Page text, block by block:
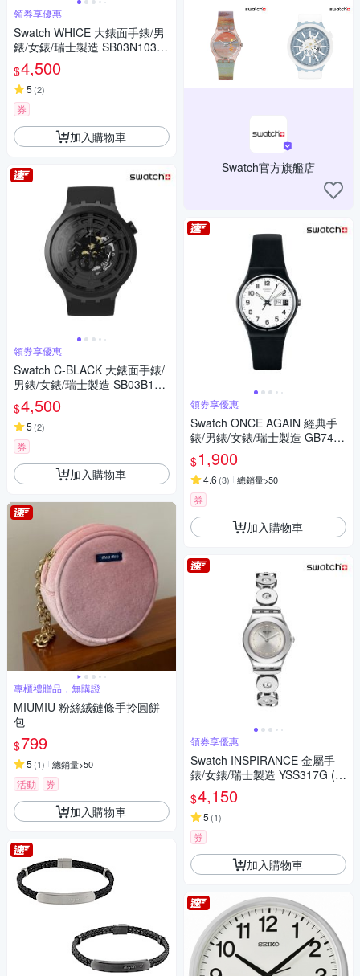
領券享優惠
Swatch WHICE 大錶面手錶/男
錶/女錶/瑞士製造 SB03N103
(47mm)
$4,500
5 (2)
券
加入購物車
領券享優惠
Swatch C-BLACK 大錶面手錶/
男錶/女錶/瑞士製造 SB03B100
(47mm)
$4,500
5 (2)
券
加入購物車
專櫃禮贈品，無購證
MIUMIU 粉絲絨鏈條手拎圓餅
包
$799
5 (1) 總銷量>50
活動 券
加入購物車
Swatch官方旗艦店
領券享優惠
Swatch ONCE AGAIN 經典手
錶/男錶/女錶/瑞士製造 GB743-
S26 (34mm)
$1,900
4.6 (3) 總銷量>50
券
加入購物車
領券享優惠
Swatch INSPIRANCE 金屬手
錶/女錶/瑞士製造 YSS317G (2
5mm)
$4,150
5 (1)
券
加入購物車